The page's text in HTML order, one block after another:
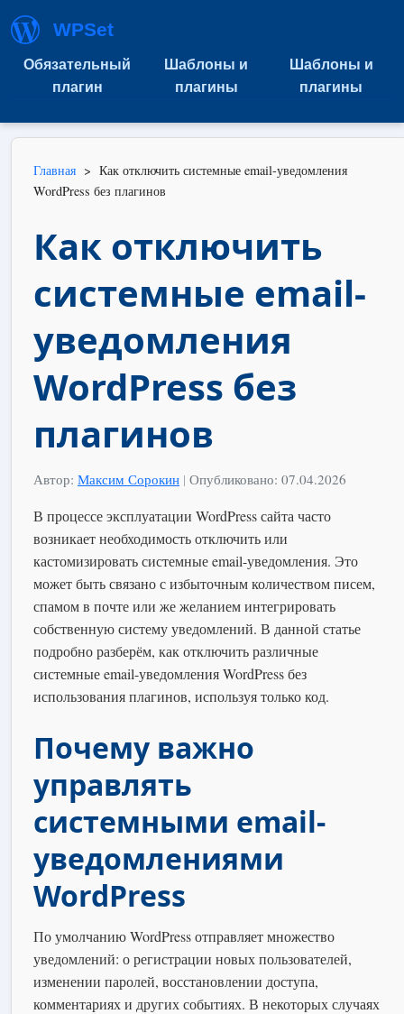
WPSet
Обязательный
плагин
Шаблоны и
плагины
Шаблоны и
плагины
Главная > Как отключить системные email-уведомления
WordPress без плагинов
Как отключить
системные email-
уведомления
WordPress без
плагинов
Автор: Максим Сорокин | Опубликовано: 07.04.2026
В процессе эксплуатации WordPress сайта часто
возникает необходимость отключить или
кастомизировать системные email-уведомления. Это
может быть связано с избыточным количеством писем,
спамом в почте или же желанием интегрировать
собственную систему уведомлений. В данной статье
подробно разберём, как отключить различные
системные email-уведомления WordPress без
использования плагинов, используя только код.
Почему важно
управлять
системными email-
уведомлениями
WordPress
По умолчанию WordPress отправляет множество
уведомлений: о регистрации новых пользователей,
изменении паролей, восстановлении доступа,
комментариях и других событиях. В некоторых случаях